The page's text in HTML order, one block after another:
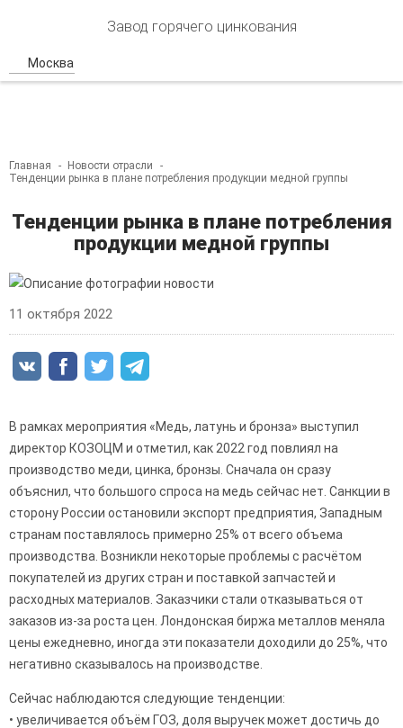
Завод горячего цинкования
Москва
Главная
Новости отрасли
Тенденции рынка в плане потребления продукции медной группы
Тенденции рынка в плане потребления
продукции медной группы
11 октября 2022
В рамках мероприятия «Медь, латунь и бронза» выступил
директор КОЗОЦМ и отметил, как 2022 год повлиял на
производство меди, цинка, бронзы. Сначала он сразу
объяснил, что большого спроса на медь сейчас нет. Санкции в
сторону России остановили экспорт предприятия, Западным
странам поставлялось примерно 25% от всего объема
производства. Возникли некоторые проблемы с расчётом
покупателей из других стран и поставкой запчастей и
расходных материалов. Заказчики стали отказываться от
заказов из-за роста цен. Лондонская биржа металлов меняла
цены ежедневно, иногда эти показатели доходили до 25%, что
негативно сказывалось на производстве.
Сейчас наблюдаются следующие тенденции:
• увеличивается объём ГОЗ, доля выручек может достичь до